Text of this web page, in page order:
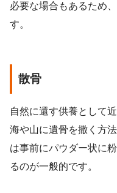
必要な場合もあるため
す。
散骨
自然に還す供養として
海や山に遺骨を撒く方
は事前にパウダー状に
るのが一般的です。